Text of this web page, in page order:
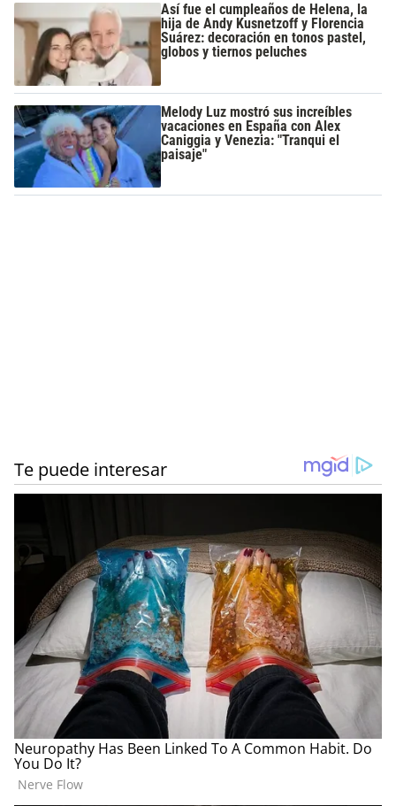
Así fue el cumpleaños de Helena, la
hija de Andy Kusnetzoff y Florencia
Suárez: decoración en tonos pastel,
globos y tiernos peluches
Melody Luz mostró sus increíbles
vacaciones en España con Alex
Caniggia y Venezia: "Tranqui el
paisaje"